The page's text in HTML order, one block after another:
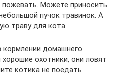
Можете приносить
пучок травинок. А
траву для кота.
домашнего
охотники, они ловят
котика не поедать